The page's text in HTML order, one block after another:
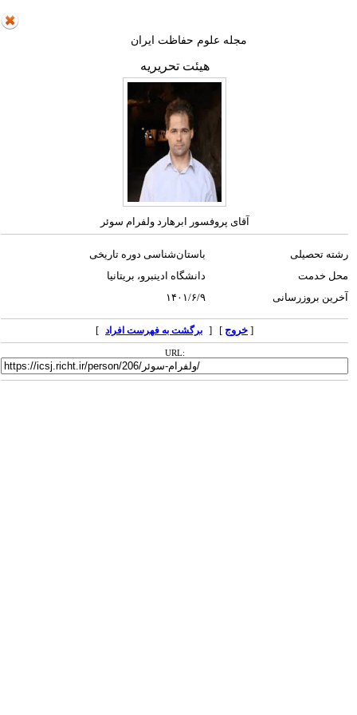
مجله علوم حفاظت ایران
هیئت تحریریه
آقای پروفسور ابرهارد ولفرام سوئر
رشته تحصیلی
باستان‌شناسی دوره تاریخی
محل خدمت
دانشگاه ادینبرو، بریتانیا
آخرین بروزرسانی
۱۴۰۱/۶/۹
خروج] [ برگشت به فهرست افراد ]
URL: